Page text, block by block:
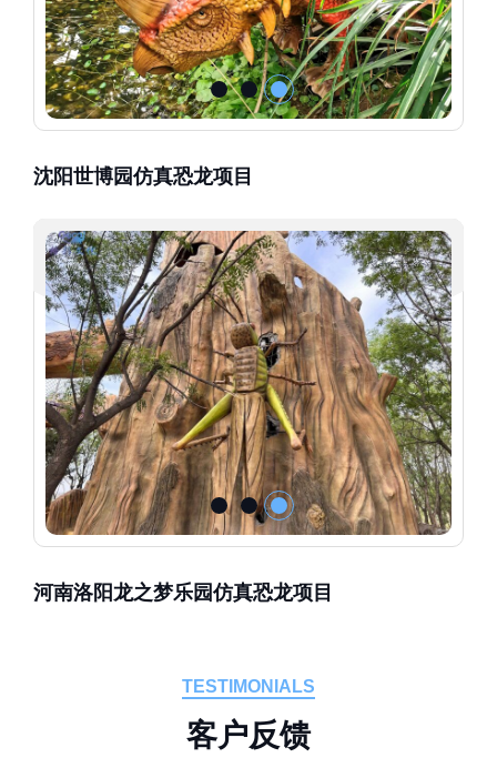
沈阳世博园仿真恐龙项目
河南洛阳龙之梦乐园仿真恐龙项目
TESTIMONIALS
客户反馈